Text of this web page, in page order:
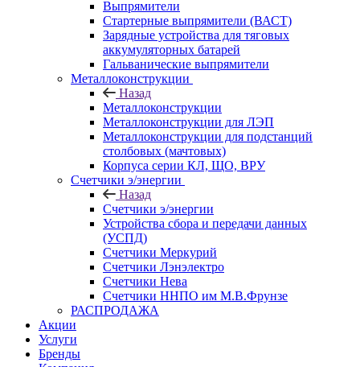
Выпрямители
Стартерные выпрямители (ВАСТ)
Зарядные устройства для тяговых
аккумуляторных батарей
Гальванические выпрямители
Металлоконструкции
Назад
Металлоконструкции
Металлоконструкции для ЛЭП
Металлоконструкции для подстанций
столбовых (мачтовых)
Корпуса серии КЛ, ЩО, ВРУ
Счетчики э/энергии
Назад
Счетчики э/энергии
Устройства сбора и передачи данных
(УСПД)
Счетчики Меркурий
Счетчики Лэнэлектро
Счетчики Нева
Счетчики ННПО им М.В.Фрунзе
РАСПРОДАЖА
Акции
Услуги
Бренды